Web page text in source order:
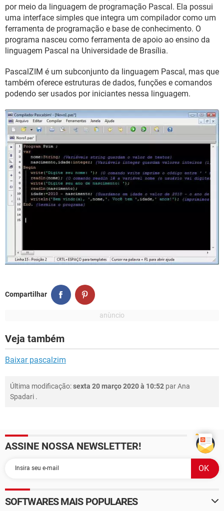
GUIA DE COMPRAS
por meio da linguagem de programação Pascal. Ela possui
uma interface simples que integra um compilador como um
ferramenta de programação e base de conhecimento. O
programa nasceu como ferramenta de apoio ao ensino da
linguagem Pascal na Universidade de Brasília.
PascalZIM é um subconjunto da linguagem Pascal, mas que
também oferece estruturas de dados, funções e comandos
podendo ser usados por iniciantes nessa linguagem.
Compartilhar
Veja também
Baixar pascalzim
Última modificação:sexta 20 março 2020 à 10:52 parAna
Spadari .
ASSINE NOSSA NEWSLETTER!
SOFTWARES MAIS POPULARES